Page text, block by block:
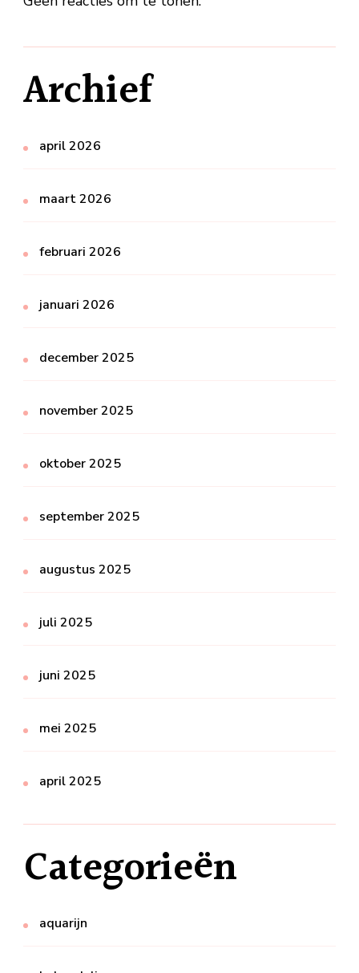
Archief
april 2026
maart 2026
februari 2026
januari 2026
december 2025
november 2025
oktober 2025
september 2025
augustus 2025
juli 2025
juni 2025
mei 2025
april 2025
Categorieën
aquarijn